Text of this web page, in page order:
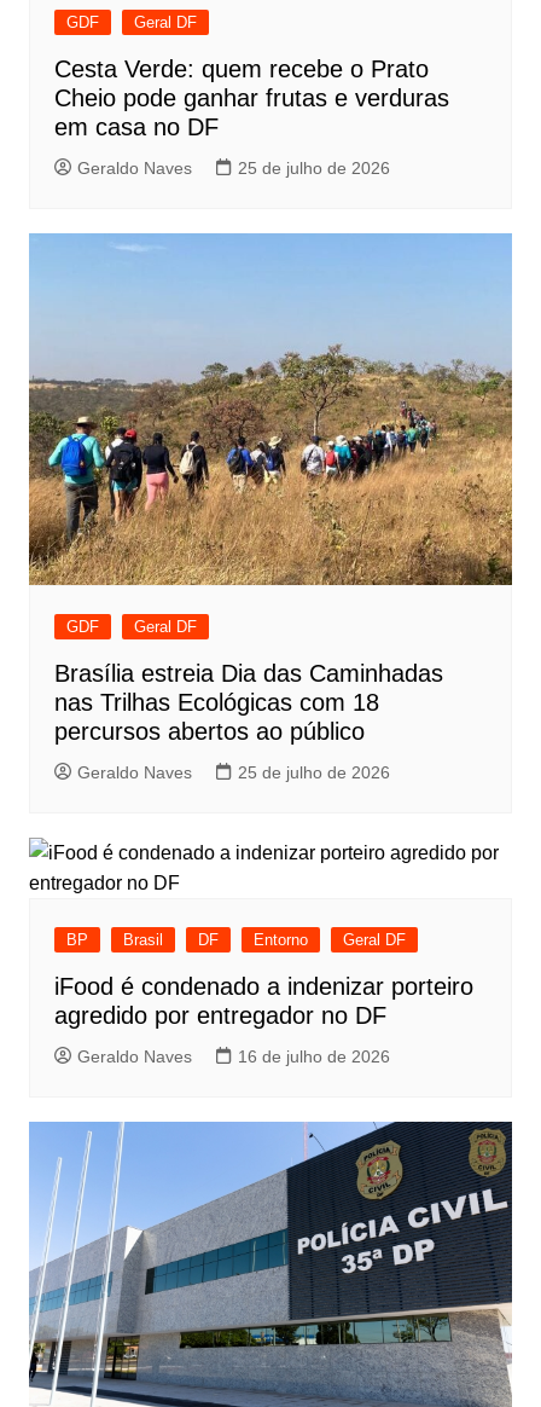
GDF Geral DF
Cesta Verde: quem recebe o Prato
Cheio pode ganhar frutas e verduras
em casa no DF
Geraldo Naves 25 de julho de 2026
GDF Geral DF
Brasília estreia Dia das Caminhadas
nas Trilhas Ecológicas com 18
percursos abertos ao público
Geraldo Naves 25 de julho de 2026
BP Brasil DF Entorno Geral DF
iFood é condenado a indenizar porteiro
agredido por entregador no DF
Geraldo Naves 16 de julho de 2026